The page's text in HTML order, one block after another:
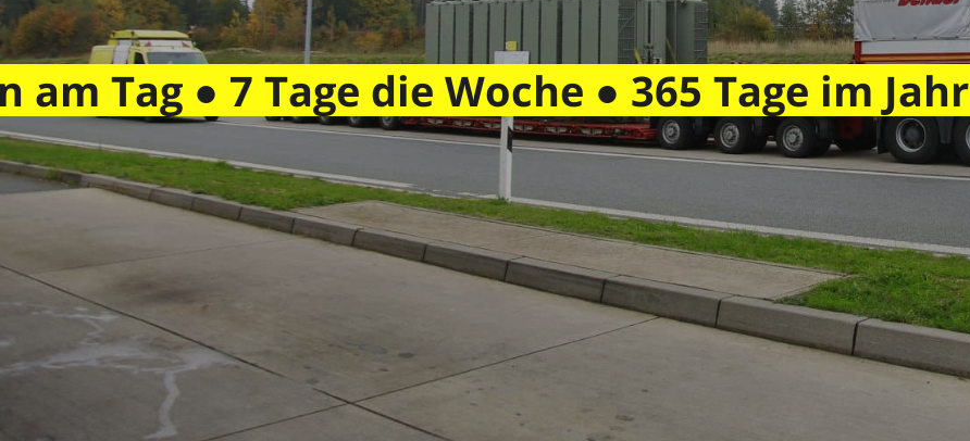
am Tag ● 7 Tage die Woche ● 365 Tage im Jahr